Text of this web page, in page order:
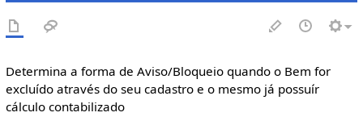
Determina a forma de Aviso/Bloqueio quando o Bem for
excluído através do seu cadastro e o mesmo já possuír
cálculo contabilizado